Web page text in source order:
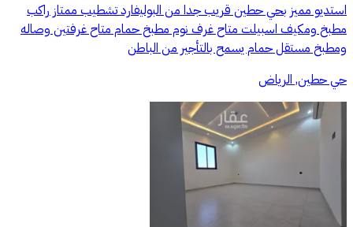
استديو مميز بحي حطين قريب جدا من البوليفارد تشطيب ممتاز راكب
مطبخ ومكيف اسبيلت متاح غرف نوم مطبخ حمام متاح غرفتين وصاله
ومطبخ مستقل حمام يسمح بالتأجير من الباطن
حي حطين, الرياض